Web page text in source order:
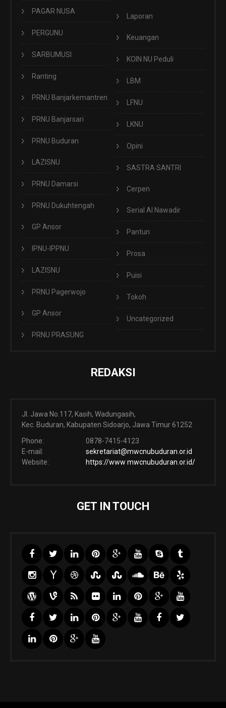
PAGAR NUSA
PERGUNU
SARBUMUSI
Ranting
PRNU Banjarkemantren
PRNU Banjarsari
PRNU Buduran
LAZISNU
PRNU Damarsi
PRNU Dukuhtengah
GP Ansor
IPNU-IPPNU
LAZISNU
PRNU Pagerwojo
GP Ansor
PRNU PRASUNG
Laporan
Keuangan
KOIN NU Peduli
LBM
LFNU
LKNU
Opini
SASTRA SANTRI
Cerpen
Serial Al Nawadir
Pantun
Prosa
Puisi
Tokoh
Uncategorized
REDAKSI
Jl. Jawa No.117, Kasih, Wadungasih,
Kec. Buduran, Kabupaten Sidoarjo, Jawa Timur 61252
Phone:
0878-7415-4123
E-mail:
sekretariat@mwcnubuduran.or.id
Website:
https://www mwcnubuduran.or.id/
GET IN TOUCH